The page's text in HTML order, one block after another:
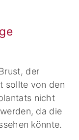
der
sollte von den
nicht
da die
könnte.